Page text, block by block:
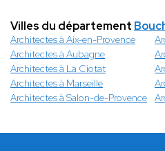
Villes du département
Architectes à Aix-en-Provence
Architectes à Aubagne
Architectes à La Ciotat
Architectes à Marseille
Architectes à Salon-de-Provence